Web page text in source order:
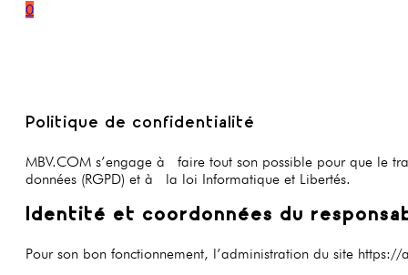
0
Politique de confidentialité
MBV.COM s’engage à faire tout son possible pour que le
données (RGPD) et à la loi Informatique et Libertés.
Identité et coordonnées du
Pour son bon fonctionnement, l’administration du site